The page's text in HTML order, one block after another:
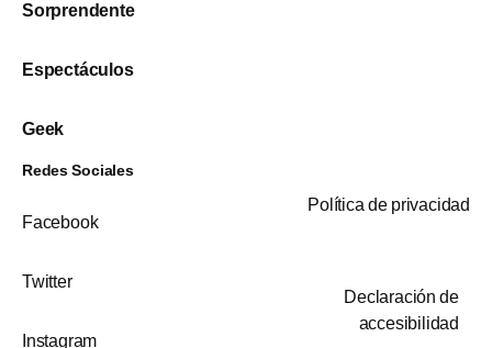
Sorprendente
Espectáculos
Geek
Redes Sociales
Facebook
Twitter
Instagram
Política de privacidad
Declaración de
accesibilidad